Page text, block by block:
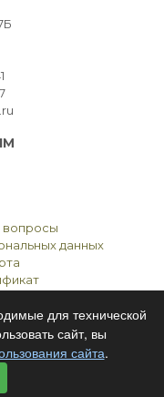
вопросы
данных
© 2021
для технической
сайт, вы
сайта.